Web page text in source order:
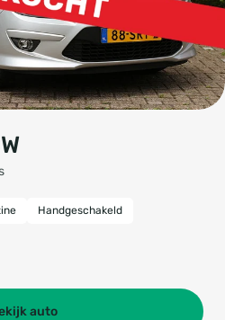
Handgeschakeld
auto